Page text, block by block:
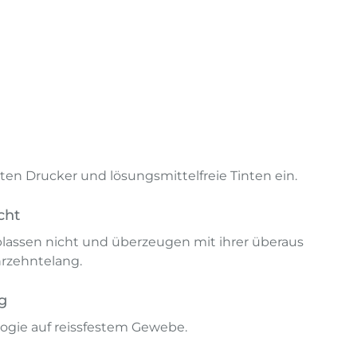
Drucker und lösungsmittelfreie Tinten ein.
nicht und überzeugen mit ihrer überaus
auf reissfestem Gewebe.